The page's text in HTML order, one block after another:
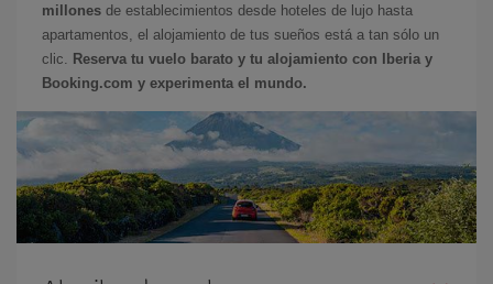
millones de establecimientos desde hoteles de lujo hasta
apartamentos, el alojamiento de tus sueños está a tan sólo un
clic.
Reserva tu vuelo barato y tu alojamiento con Iberia y
Booking.com y experimenta el mundo.